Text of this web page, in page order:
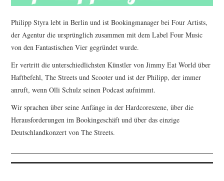
Philipp Styra lebt in Berlin und ist Bookingmanager bei Four Artists,
der Agentur die ursprünglich zusammen mit dem Label Four Music
von den Fantastischen Vier gegründet wurde.
Er vertritt die unterschiedlichsten Künstler von Jimmy Eat World über
Haftbefehl, The Streets und Scooter und ist der Philipp, der immer
anruft, wenn Olli Schulz seinen Podcast aufnimmt.
Wir sprachen über seine Anfänge in der Hardcoreszene, über die
Herausforderungen im Bookingeschäft und über das einzige
Deutschlandkonzert von The Streets.